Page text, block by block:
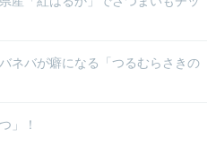
ネバが癖になる「つるむらさきの
」！